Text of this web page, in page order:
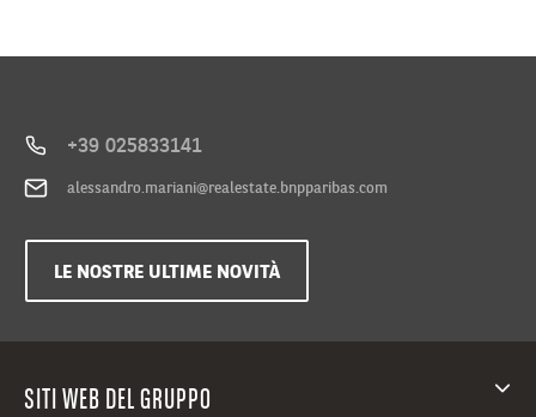
+39 025833141
alessandro.mariani@realestate.bnpparibas.com
LE NOSTRE ULTIME NOVITÀ
SITI WEB DEL GRUPPO